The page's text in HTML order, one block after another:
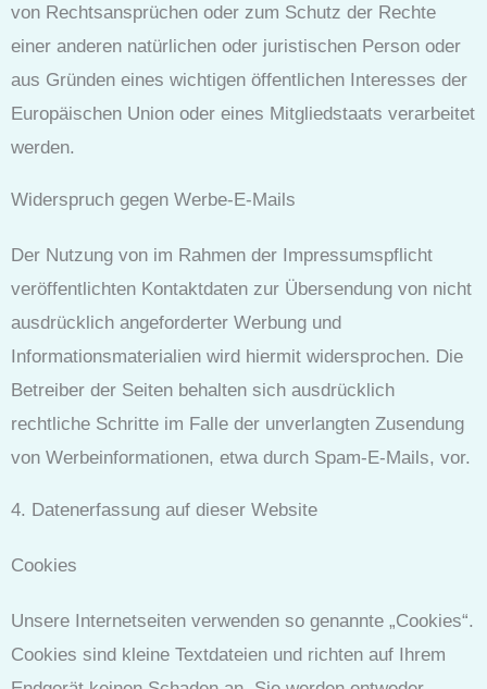
von Rechtsansprüchen oder zum Schutz der Rechte
einer anderen natürlichen oder juristischen Person oder
aus Gründen eines wichtigen öffentlichen Interesses der
Europäischen Union oder eines Mitgliedstaats verarbeitet
werden.
Widerspruch gegen Werbe-E-Mails
Der Nutzung von im Rahmen der Impressumspflicht
veröffentlichten Kontaktdaten zur Übersendung von nicht
ausdrücklich angeforderter Werbung und
Informationsmaterialien wird hiermit widersprochen. Die
Betreiber der Seiten behalten sich ausdrücklich
rechtliche Schritte im Falle der unverlangten Zusendung
von Werbeinformationen, etwa durch Spam-E-Mails, vor.
4. Datenerfassung auf dieser Website
Cookies
Unsere Internetseiten verwenden so genannte „Cookies“.
Cookies sind kleine Textdateien und richten auf Ihrem